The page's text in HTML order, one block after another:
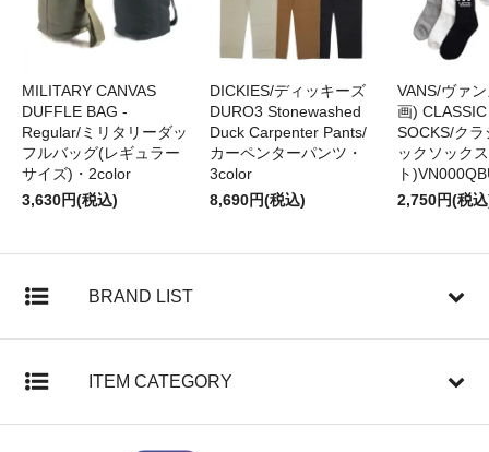
MILITARY CANVAS
DUFFLE BAG -
Regular/ミリタリーダッ
フルバッグ(レギュラー
サイズ)・2color
3,630円(税込)
DICKIES/ディッキーズ
DURO3 Stonewashed
Duck Carpenter Pants/
カーペンターパンツ・
3color
8,690円(税込)
VANS/ヴァ
画)
SOCKS/ク
ックソック
ト
2,750円(税
BRAND LIST
ITEM CATEGORY